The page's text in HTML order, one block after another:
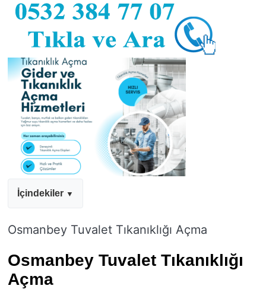
İçindekiler
Osmanbey Tuvalet Tıkanıklığı Açma
Osmanbey Tuvalet Tıkanıklığı
Açma